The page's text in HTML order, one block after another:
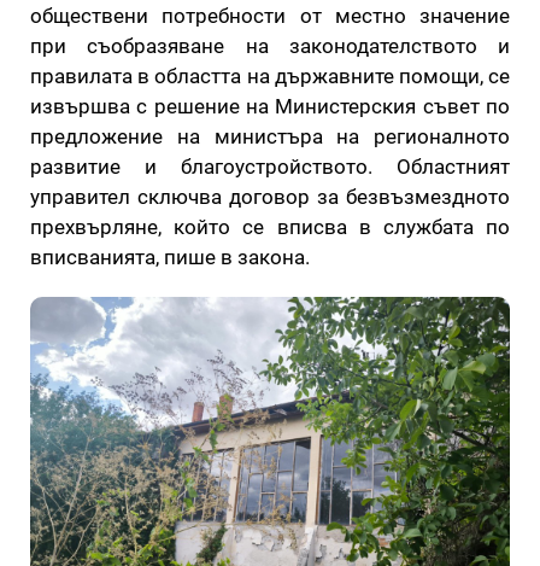
обществени потребности от местно значение
при съобразяване на законодателството и
правилата в областта на държавните помощи, се
извършва с решение на Министерския съвет по
предложение на министъра на регионалното
развитие и благоустройството. Областният
управител сключва договор за безвъзмездното
прехвърляне, който се вписва в службата по
вписванията, пише в закона.